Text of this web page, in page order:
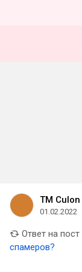
TM Culon
01.02.2022
Ответ на пост
спамеров?